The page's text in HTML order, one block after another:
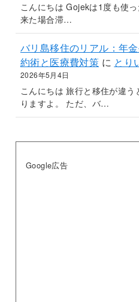
こんにちは Gojekは1度も使
来た場合滞…
バリ島移住のリアル：年
約術と医療費対策 に とり
2026年5月4日
こんにちは 旅行と移住が違
りますよ。 ただ、バ…
Google広告